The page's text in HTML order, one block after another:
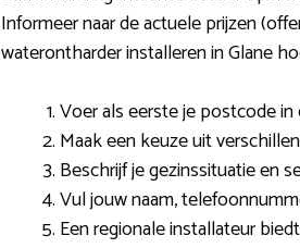
Informeer naar de actuele prijzen
waterontharder installeren in Glane
Voer als eerste je postcode in
Maak een keuze uit
Beschrijf je gezinssituatie en
Vul jouw naam,
Een regionale installateur